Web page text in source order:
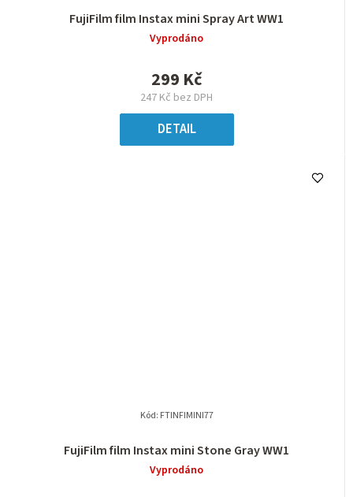
FujiFilm film Instax mini Spray Art WW1
Vyprodáno
247 Kč bez DPH
299 Kč
DETAIL
FujiFilm film Instax mini Stone Gray WW1
Vyprodáno
Kód: FTINFIMINI77